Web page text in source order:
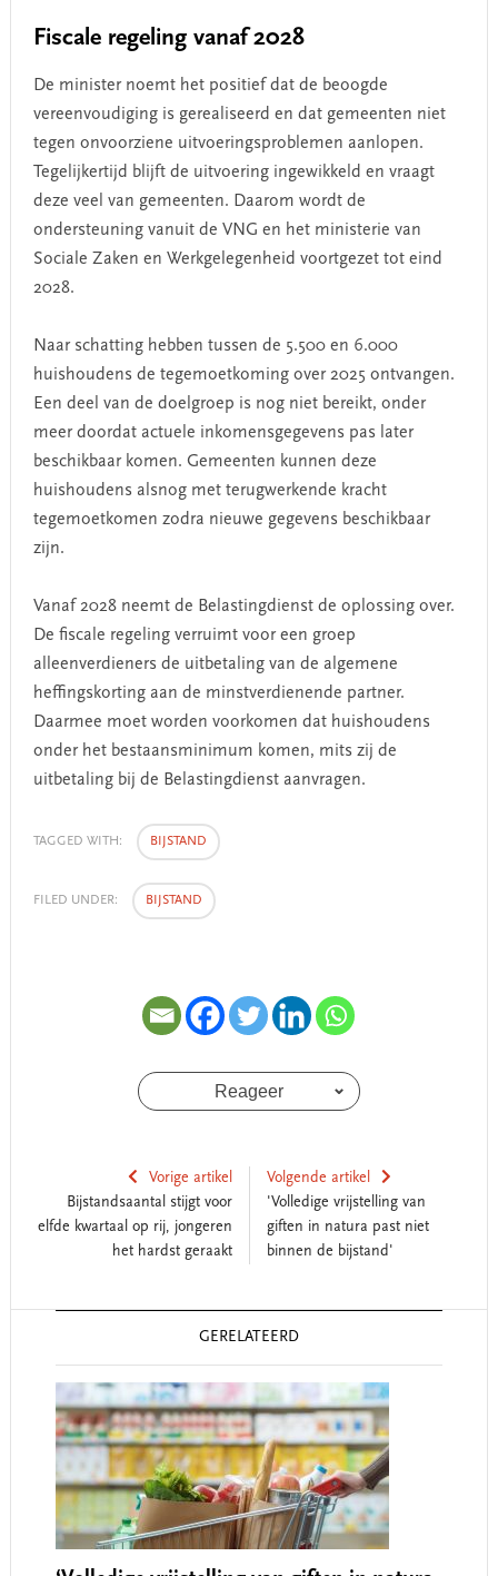
Fiscale regeling vanaf 2028
De minister noemt het positief dat de beoogde
vereenvoudiging is gerealiseerd en dat gemeenten niet
tegen onvoorziene uitvoeringsproblemen aanlopen.
Tegelijkertijd blijft de uitvoering ingewikkeld en vraagt
deze veel van gemeenten. Daarom wordt de
ondersteuning vanuit de VNG en het ministerie van
Sociale Zaken en Werkgelegenheid voortgezet tot eind
2028.
Naar schatting hebben tussen de 5.500 en 6.000
huishoudens de tegemoetkoming over 2025 ontvangen.
Een deel van de doelgroep is nog niet bereikt, onder
meer doordat actuele inkomensgegevens pas later
beschikbaar komen. Gemeenten kunnen deze
huishoudens alsnog met terugwerkende kracht
tegemoetkomen zodra nieuwe gegevens beschikbaar
zijn.
Vanaf 2028 neemt de Belastingdienst de oplossing over.
De fiscale regeling verruimt voor een groep
alleenverdieners de uitbetaling van de algemene
heffingskorting aan de minstverdienende partner.
Daarmee moet worden voorkomen dat huishoudens
onder het bestaansminimum komen, mits zij de
uitbetaling bij de Belastingdienst aanvragen.
TAGGED WITH: BIJSTAND
FILED UNDER: BIJSTAND
Reageer
Vorige artikel
Bijstandsaantal stijgt voor
elfde kwartaal op rij, jongeren
het hardst geraakt
Volgende artikel
'Volledige vrijstelling van
giften in natura past niet
binnen de bijstand'
GERELATEERD